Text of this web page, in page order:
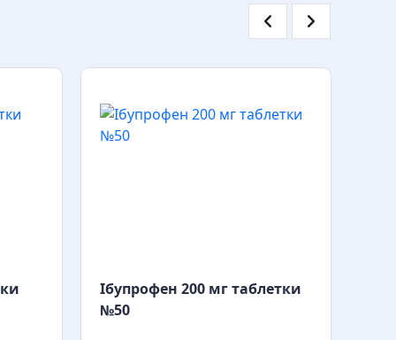
Ібупрофен 200 мг таблетки
№50